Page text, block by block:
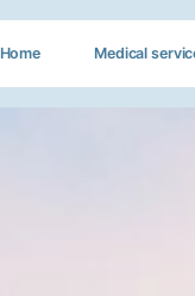
Home Medical